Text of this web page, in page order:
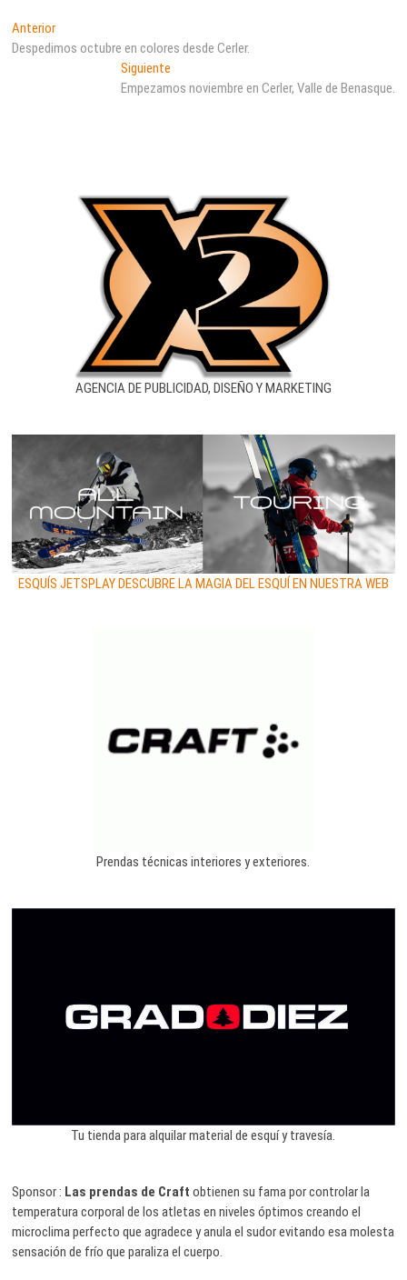
Navegación
de
AnteriorEntrada
anterior:
Despedimos octubre en colores desde Cerler.
SiguienteEntrada
siguiente:
Empezamos noviembre en Cerler, Valle de Benasque.
AGENCIA DE PUBLICIDAD, DISEÑO Y MARKETING
ESQUÍS JETSPLAY DESCUBRE LA MAGIA DEL ESQUÍ EN NUESTRA WEB
Prendas técnicas interiores y exteriores.
Tu tienda para alquilar material de esquí y travesía.
Sponsor : Las prendas de Craft obtienen su fama por controlar la
temperatura corporal de los atletas en niveles óptimos creando el
microclima perfecto que agradece y anula el sudor evitando esa molesta
sensación de frío que paraliza el cuerpo.